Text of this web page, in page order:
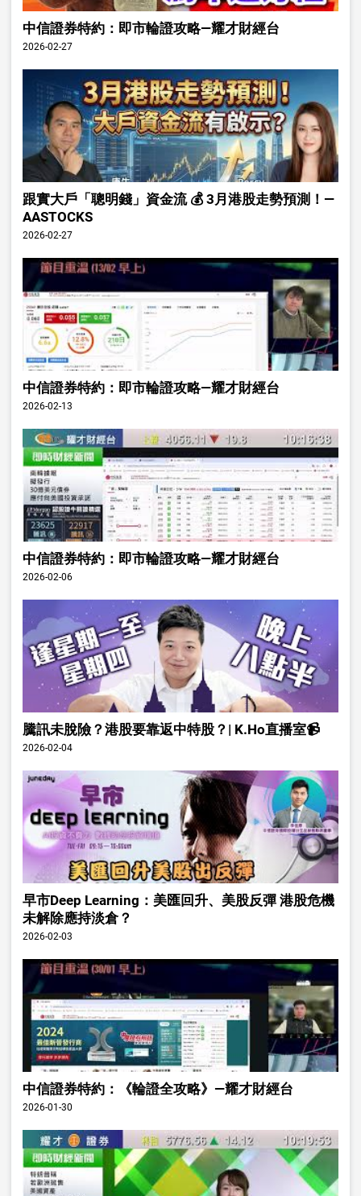
中信證券特約：即市輪證攻略—耀才財經台
2026-02-27
跟實大戶「聰明錢」資金流 💰 3月港股走勢預測！—
AASTOCKS
2026-02-27
中信證券特約：即市輪證攻略—耀才財經台
2026-02-13
中信證券特約：即市輪證攻略—耀才財經台
2026-02-06
騰訊未脫險？港股要靠返中特股？| K.Ho直播室📹
2026-02-04
早市Deep Learning：美匯回升、美股反彈 港股危機
未解除應持淡倉？
2026-02-03
中信證券特約：《輪證全攻略》—耀才財經台
2026-01-30